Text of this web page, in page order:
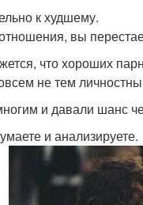
к худшему.
вы
что хороших
не тем
и давали шанс
и анализируете.